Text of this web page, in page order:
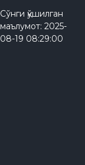
Сўнги қўшилган
маълумот: 2025-
08-19 08:29:00